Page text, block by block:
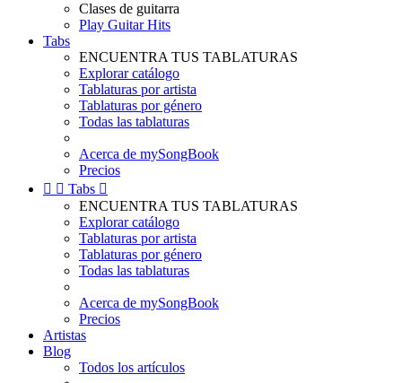
Clases de guitarra
Play Guitar Hits
Tabs
ENCUENTRA TUS TABLATURAS
Explorar catálogo
Tablaturas por artista
Tablaturas por género
Todas las tablaturas
Acerca de mySongBook
Precios
  Tabs 
ENCUENTRA TUS TABLATURAS
Explorar catálogo
Tablaturas por artista
Tablaturas por género
Todas las tablaturas
Acerca de mySongBook
Precios
Artistas
Blog
Todos los artículos